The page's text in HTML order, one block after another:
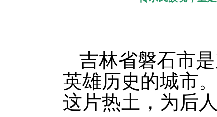
吉林省磐石市
英雄历史的城市
这片热土，为后